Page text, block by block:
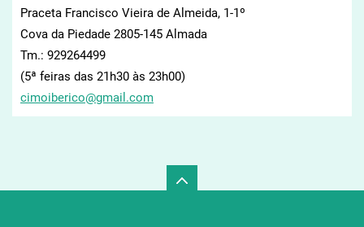
Praceta Francisco Vieira de Almeida, 1-1º
Cova da Piedade 2805-145 Almada
Tm.: 929264499
(5ª feiras das 21h30 às 23h00)
cimoiberico@gmai l.com